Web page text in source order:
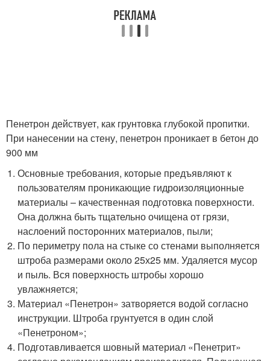
Пенетрон действует, как грунтовка глубокой пропитки.
При нанесении на стену, пенетрон проникает в бетон до
900 мм
Основные требования, которые предъявляют к
пользователям проникающие гидроизоляционные
материалы – качественная подготовка поверхности.
Она должна быть тщательно очищена от грязи,
наслоений посторонних материалов, пыли;
По периметру пола на стыке со стенами выполняется
штроба размерами около 25х25 мм. Удаляется мусор
и пыль. Вся поверхность штробы хорошо
увлажняется;
Материал «Пенетрон» затворяется водой согласно
инструкции. Штроба грунтуется в один слой
«Пенетроном»;
Подготавливается шовный материал «Пенетрит»